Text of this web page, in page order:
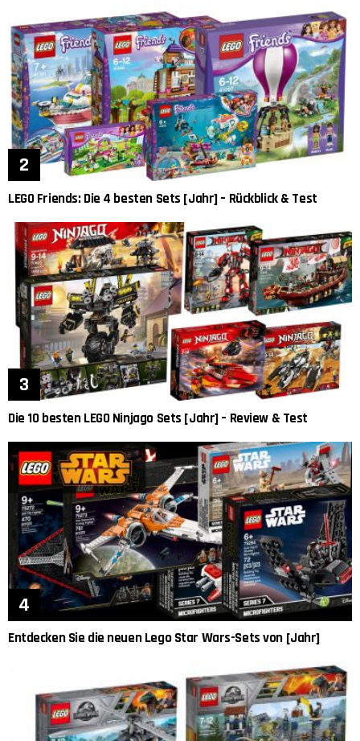
LEGO Friends: Die 4 besten Sets [Jahr] – Rückblick & Test
Die 10 besten LEGO Ninjago Sets [Jahr] – Review & Test
Entdecken Sie die neuen Lego Star Wars-Sets von [Jahr]